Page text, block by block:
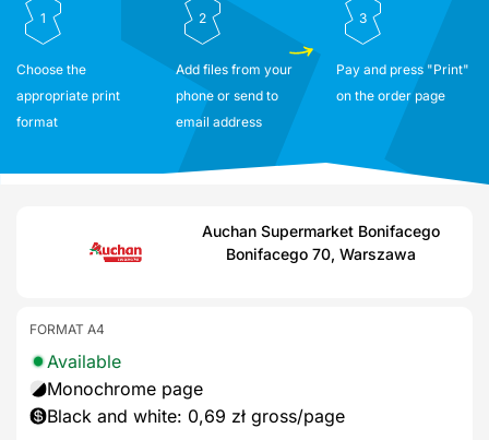
1
Choose the
appropriate print
format
2
Add files from your
phone or send to
email address
3
Pay and press "Print"
on the order page
Auchan Supermarket Bonifacego
Bonifacego 70, Warszawa
FORMAT A4
Available
Monochrome page
Black and white: 0,69 zł gross/page